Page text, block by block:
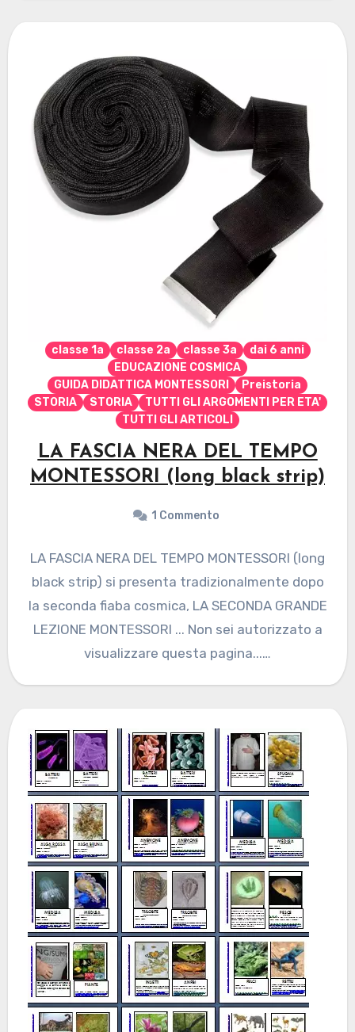
classe 1a classe 2a classe 3a
dai 6 anni
EDUCAZIONE COSMICA
GUIDA DIDATTICA MONTESSORI
Preistoria
STORIA
STORIA
TUTTI GLI ARGOMENTI PER ETA'
TUTTI GLI ARTICOLI
LA FASCIA NERA DEL TEMPO
MONTESSORI (long black strip)
1 Commento
LA FASCIA NERA DEL TEMPO MONTESSORI (long
black strip) si presenta tradizionalmente dopo
la seconda fiaba cosmica, LA SECONDA GRANDE
LEZIONE MONTESSORI ... Non sei autorizzato a
visualizzare questa pagina...…